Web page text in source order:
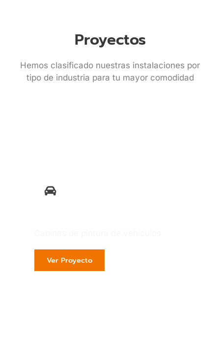
Proyectos
Hemos clasificado nuestras instalaciones por
tipo de industria para tu mayor comodidad
Ver Proyecto